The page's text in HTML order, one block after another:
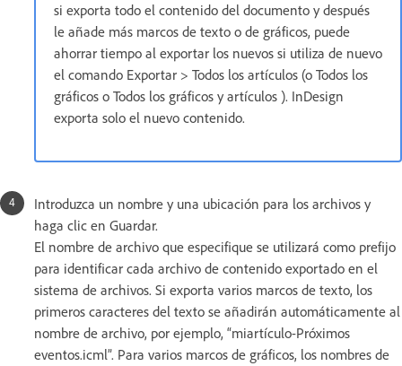
si exporta todo el contenido del documento y después
le añade más marcos de texto o de gráficos, puede
ahorrar tiempo al exportar los nuevos si utiliza de nuevo
el comando Exportar > Todos los artículos (o Todos los
gráficos o Todos los gráficos y artículos ). InDesign
exporta solo el nuevo contenido.
Introduzca un nombre y una ubicación para los archivos y
haga clic en Guardar.
El nombre de archivo que especifique se utilizará como prefijo
para identificar cada archivo de contenido exportado en el
sistema de archivos. Si exporta varios marcos de texto, los
primeros caracteres del texto se añadirán automáticamente al
nombre de archivo, por ejemplo, “miartículo-Próximos
eventos.icml”. Para varios marcos de gráficos, los nombres de